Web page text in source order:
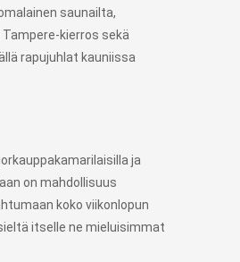
saunailta,
kierros sekä
rapujuhlat kauniissa
ja
on mahdollisuus
koko viikonlopun
itselle ne mieluisimmat